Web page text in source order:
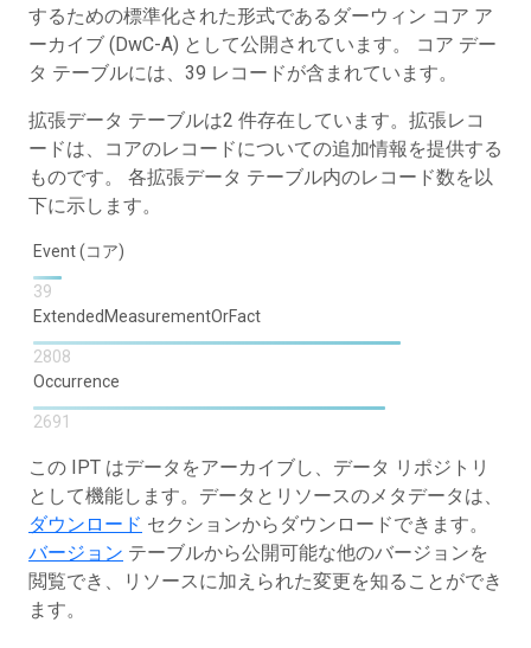
するための標準化された形式であるダーウィン コア ア
ーカイブ (DwC-A) として公開されています。 コア デー
タ テーブルには、39 レコードが含まれています。
拡張データ テーブルは2 件存在しています。拡張レコ
ードは、コアのレコードについての追加情報を提供する
ものです。 各拡張データ テーブル内のレコード数を以
下に示します。
Event (コア)
39
ExtendedMeasurementOrFact
2808
Occurrence
2691
この IPT はデータをアーカイブし、データ リポジトリ
として機能します。データとリソースのメタデータは、
ダウンロード セクションからダウンロードできます。
バージョン テーブルから公開可能な他のバージョンを
閲覧でき、リソースに加えられた変更を知ることができ
ます。